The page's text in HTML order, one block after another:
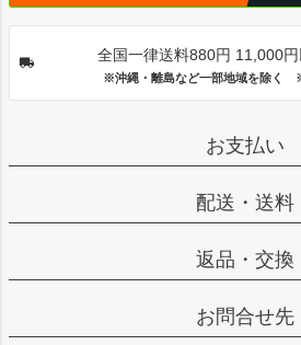
全国一律送料880円 11,000円
※沖縄・離島など一部地域を除く
お支払い
配送・送料
返品・交換
お問合せ先